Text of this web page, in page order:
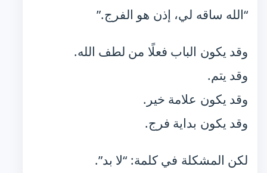
“الله ساقه لي، إذن هو الفرج.”
وقد يكون الباب فعلًا من لطف الله.
وقد يتم.
وقد يكون علامة خير.
وقد يكون بداية فرج.
لكن المشكلة في كلمة: “لا بد”.